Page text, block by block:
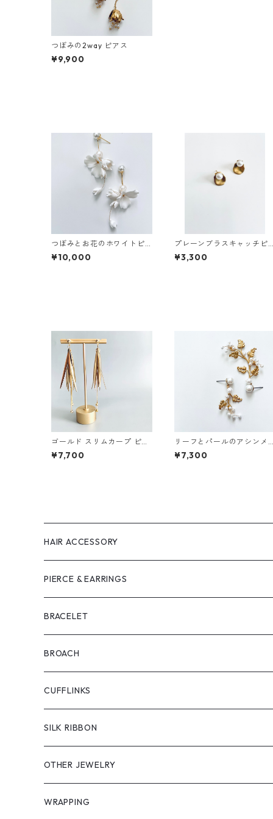
つぼみの2way ピアス
¥9,900
つぼみとお花のホワイトピ
アス
¥10,000
プレーンブラスキャッチピ
アス
¥3,300
ゴールド スリムカープ ピア
ス
¥7,700
リーフとパールのアシンメ
トリー カフピアス
¥7,300
HAIR ACCESSORY
PIERCE & EARRINGS
BRACELET
BROACH
CUFFLINKS
SILK RIBBON
OTHER JEWELRY
WRAPPING